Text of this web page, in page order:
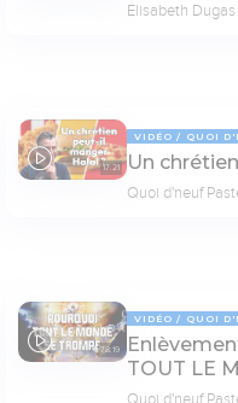
Elisabeth Dugas
17:21
VIDÉO QUOI
Un
Quoi d'neuf
78:19
VIDÉO QUOI
TOUT LE
Quoi d'neuf